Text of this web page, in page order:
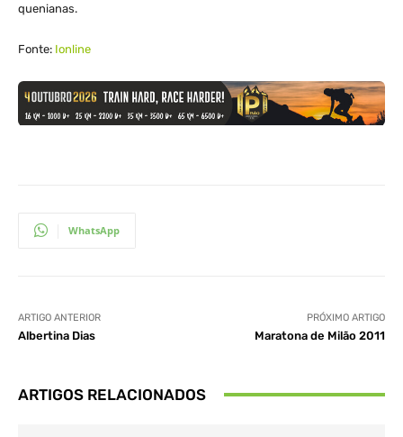
quenianas.
Fonte: Ionline
WhatsApp
ARTIGO ANTERIOR
Albertina Dias
PRÓXIMO ARTIGO
Maratona de Milão 2011
ARTIGOS RELACIONADOS